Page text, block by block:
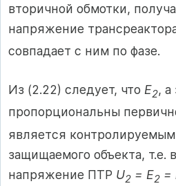
вторичной обмотки,
напряжение
совпадает с ним по фазе.
Из (2.22) следует, что Е2, а
пропорциональны
является
защищаемого объекта, т.е.
напряжение ПТР U2 = Е2 =